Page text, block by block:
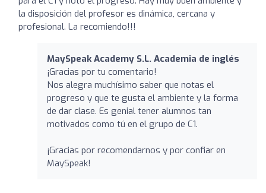
la disposición del profesor es dinámica, cercana y
profesional. La recomiendo!!!
MaySpeak Academy S.L. Academia de inglés
¡Gracias por tu comentario!
Nos alegra muchísimo saber que notas el
progreso y que te gusta el ambiente y la forma
de dar clase. Es genial tener alumnos tan
motivados como tú en el grupo de C1.
¡Gracias por recomendarnos y por confiar en
MaySpeak!